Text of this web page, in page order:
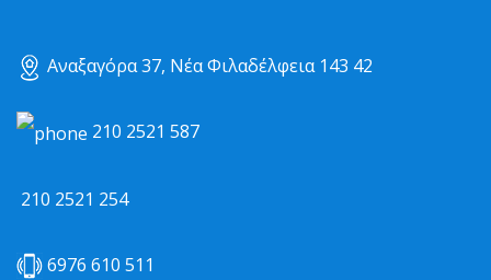
Αναξαγόρα 37, Νέα Φιλαδέλφεια 143 42
210 2521 587
210 2521 254
6976 610 511